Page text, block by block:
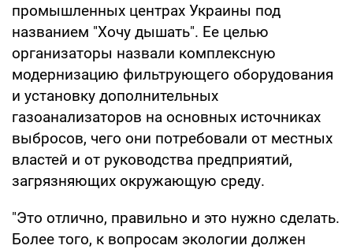
промышленных центрах Украины под
названием "Хочу дышать". Ее целью
организаторы назвали комплексную
модернизацию фильтрующего оборудования
и установку дополнительных
газоанализаторов на основных источниках
выбросов, чего они потребовали от местных
властей и от руководства предприятий,
загрязняющих окружающую среду.
"Это отлично, правильно и это нужно сделать.
Более того, к вопросам экологии должен